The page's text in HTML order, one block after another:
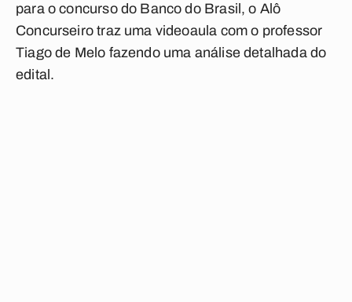
para o concurso do Banco do Brasil, o Alô
Concurseiro traz uma videoaula com o professor
Tiago de Melo fazendo uma análise detalhada do
edital.